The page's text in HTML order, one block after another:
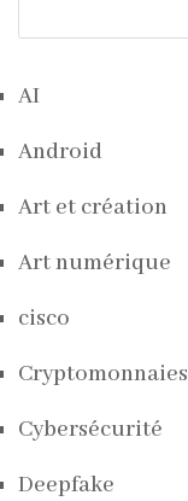
AI
Android
Art et création
Art numérique
cisco
Cryptomonnaies
Cybersécurité
Deepfake